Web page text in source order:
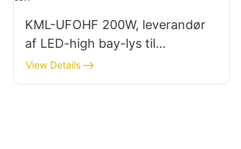
KML-UFOHF 200W, leverandør
af LED-high bay-lys til
indendørs belysning i
udstillingshaller, fitnesscentre
View Details